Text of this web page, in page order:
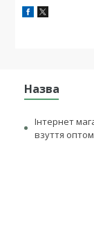
Назва
Інтернет
взуття оптом